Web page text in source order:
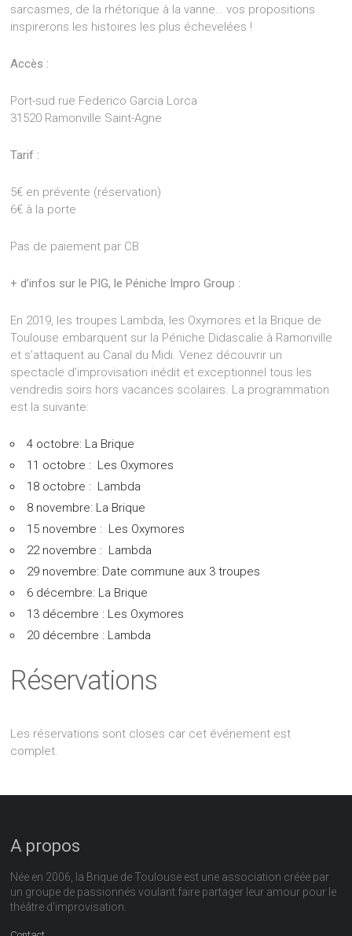
sarcasmes, de la rhétorique à la vanne… vos propositions
inspirerons les histoires les plus échevelées !
Accès :
Port-sud rue Federico Garcia Lorca
31520 Ramonville Saint-Agne
Tarif :
5€ en prévente (réservation)
6€ à la porte
Pas de paiement par CB
+ d’infos sur le PIG, le Péniche Impro Group :
En 2019, les troupes Lambda, les Oxymores et la Brique de
Toulouse embarquent sur la Péniche Didascalie à Ramonville
et s’attaquent au Canal du Midi. Venez découvrir un
spectacle d’improvisation inédit et exceptionnel tous les
vendredis soirs hors vacances scolaires. La programmation
est la suivante:
4 octobre: La Brique
11 octobre : Les Oxymores
18 octobre : Lambda
8 novembre: La Brique
15 novembre : Les Oxymores
22 novembre : Lambda
29 novembre: Date commune aux 3 troupes
6 décembre: La Brique
13 décembre : Les Oxymores
20 décembre : Lambda
Réservations
Les réservations sont closes car cet événement est
complet.
A propos
Née en 2006, la Brique de Toulouse est une association créée par
un groupe de passionnés voulant faire partager leur amour pour le
théâtre d'improvisation.